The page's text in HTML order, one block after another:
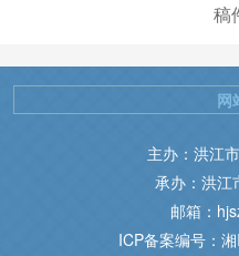
稿
主办：洪江
承办：洪江
邮箱：
ICP备案编号：
网